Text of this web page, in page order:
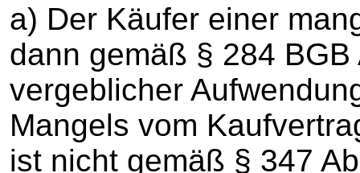
a) Der Käufer einer
dann gemäß § 284
vergeblicher
Mangels vom
ist nicht gemäß § 347